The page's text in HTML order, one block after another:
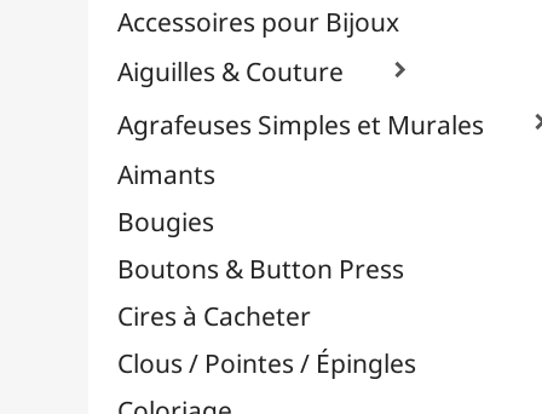
Divers
Effets Oxydation / Rouille
Emporte-Pièces & Perforatrices
Feuilles Métallisées & Foils
Feutrines & Caoutchouc Mousse
Fibres & Raphia
Fil Nylon & Elastiques
Fils Métalliques
Fleurs en Papier & Décors
Horlogerie - Mécanismes & Aiguilles
Masques
Massicots & Lames